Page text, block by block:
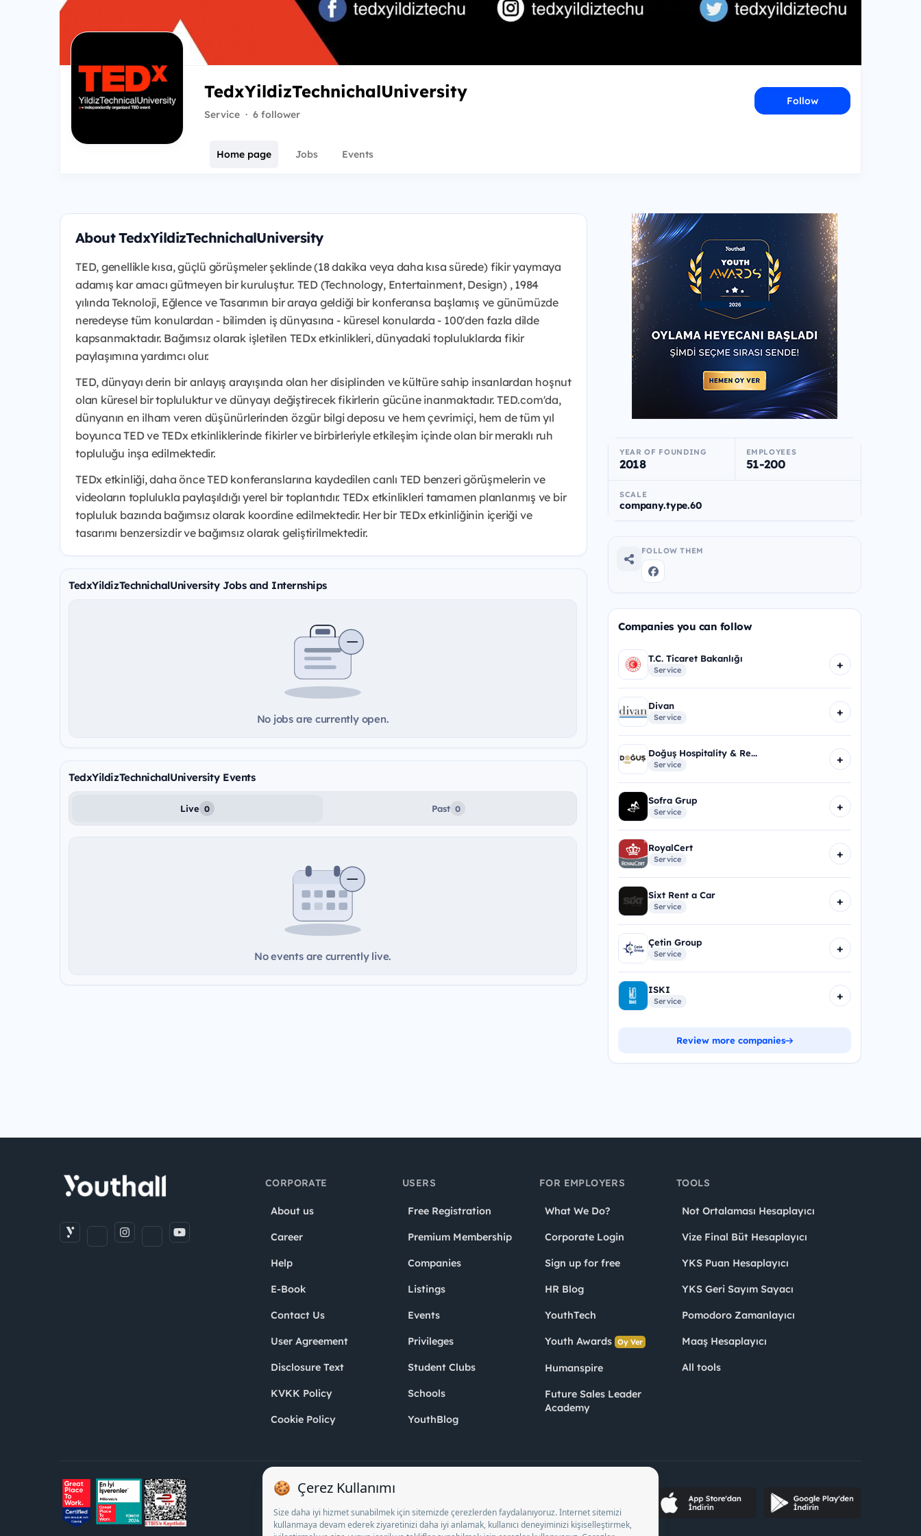
TedxYildizTechnichalUniversity
Service · 6 follower
Follow
Home page Jobs Events
About TedxYildizTechnichalUniversity
TED, genellikle kısa, güçlü görüşmeler şeklinde (18 dakika veya daha kısa sürede) fikir yaymaya
adamış kar amacı gütmeyen bir kuruluştur. TED (Technology, Entertainment, Design) , 1984
yılında Teknoloji, Eğlence ve Tasarımın bir araya geldiği bir konferansa başlamış ve günümüzde
neredeyse tüm konulardan - bilimden iş dünyasına - küresel konularda - 100'den fazla dilde
kapsanmaktadır. Bağımsız olarak işletilen TEDx etkinlikleri, dünyadaki topluluklarda fikir
paylaşımına yardımcı olur.
TED, dünyayı derin bir anlayış arayışında olan her disiplinden ve kültüre sahip insanlardan hoşnut
olan küresel bir topluluktur ve dünyayı değiştirecek fikirlerin gücüne inanmaktadır. TED.com'da,
dünyanın en ilham veren düşünürlerinden özgür bilgi deposu ve hem çevrimiçi, hem de tüm yıl
boyunca TED ve TEDx etkinliklerinde fikirler ve birbirleriyle etkileşim içinde olan bir meraklı ruh
topluluğu inşa edilmektedir.
TEDx etkinliği, daha önce TED konferanslarına kaydedilen canlı TED benzeri görüşmelerin ve
videoların toplulukla paylaşıldığı yerel bir toplantıdır. TEDx etkinlikleri tamamen planlanmış ve bir
topluluk bazında bağımsız olarak koordine edilmektedir. Her bir TEDx etkinliğinin içeriği ve
tasarımı benzersizdir ve bağımsız olarak geliştirilmektedir.
TedxYildizTechnichalUniversity Jobs and Internships
No jobs are currently open.
TedxYildizTechnichalUniversity Events
Live 0 Past 0
No events are currently live.
YEAR OF FOUNDING
2018
EMPLOYEES
51-200
SCALE
company.type.60
FOLLOW THEM
Companies you can follow
T.C. Ticaret Bakanlığı
Service +
Divan
Service +
Doğuş Hospitality & Re...
Service +
Sofra Grup
Service +
RoyalCert
Service +
Sixt Rent a Car
Service +
Çetin Group
Service +
ISKI
Service +
Review more companies
CORPORATE
About us
Career
Help
E-Book
Contact Us
User Agreement
Disclosure Text
KVKK Policy
Cookie Policy
USERS
Free Registration
Premium Membership
Companies
Listings
Events
Privileges
Student Clubs
Schools
YouthBlog
FOR EMPLOYERS
What We Do?
Corporate Login
Sign up for free
HR Blog
YouthTech
Youth Awards Oy Ver
Humanspire
Future Sales Leader
Academy
TOOLS
Not Ortalaması Hesaplayıcı
Vize Final Büt Hesaplayıcı
YKS Puan Hesaplayıcı
YKS Geri Sayım Sayacı
Pomodoro Zamanlayıcı
Maaş Hesaplayıcı
All tools